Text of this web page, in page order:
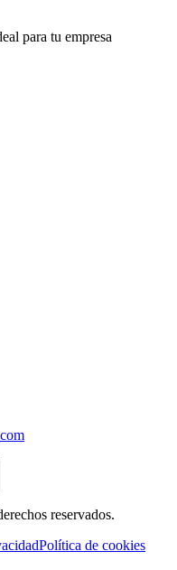
para tu empresa
reservados.
Política de cookies